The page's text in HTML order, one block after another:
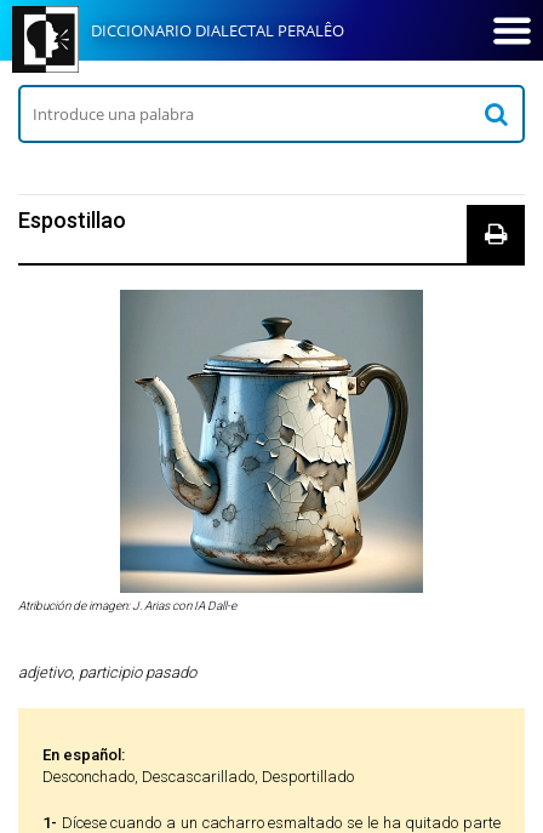
DICCIONARIO DIALECTAL PERALÊO
Espostillao
Atribución de imagen: J. Arias con IA Dall-e
adjetivo, participio pasado
En español:
Desconchado, Descascarillado, Desportillado
1- Dícese cuando a un cacharro esmaltado se le ha quitado parte